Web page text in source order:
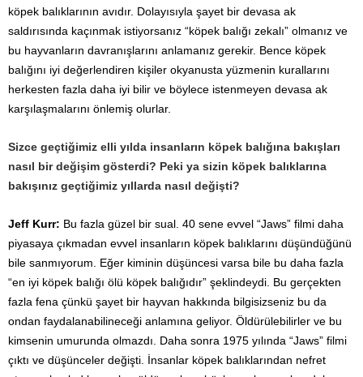
köpek balıklarının avıdır. Dolayısıyla şayet bir devasa ak
saldırısında kaçınmak istiyorsanız “köpek balığı zekalı” olmanız ve
bu hayvanların davranışlarını anlamanız gerekir. Bence köpek
balığını iyi değerlendiren kişiler okyanusta yüzmenin kurallarını
herkesten fazla daha iyi bilir ve böylece istenmeyen devasa ak
karşılaşmalarını önlemiş olurlar.
Sizce geçtiğimiz elli yılda insanların köpek balığına bakışları
nasıl bir değişim gösterdi? Peki ya sizin köpek balıklarına
bakışınız geçtiğimiz yıllarda nasıl değişti?
Jeff Kurr: Bu fazla güzel bir sual. 40 sene evvel “Jaws” filmi daha
piyasaya çıkmadan evvel insanların köpek balıklarını düşündüğünü
bile sanmıyorum. Eğer kiminin düşüncesi varsa bile bu daha fazla
“en iyi köpek balığı ölü köpek balığıdır” şeklindeydi. Bu gerçekten
fazla fena çünkü şayet bir hayvan hakkında bilgisizseniz bu da
ondan faydalanabilineceği anlamına geliyor. Öldürülebilirler ve bu
kimsenin umurunda olmazdı. Daha sonra 1975 yılında “Jaws” filmi
çıktı ve düşünceler değişti. İnsanlar köpek balıklarından nefret